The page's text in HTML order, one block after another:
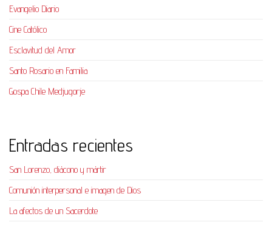
Evangelio Diario
Cine Católico
Esclavitud del Amor
Santo Rosario en Familia
Gospa Chile Medjugorje
Entradas recientes
San Lorenzo, diácono y mártir
Comunión interpersonal e imagen de Dios
La afectos de un Sacerdote